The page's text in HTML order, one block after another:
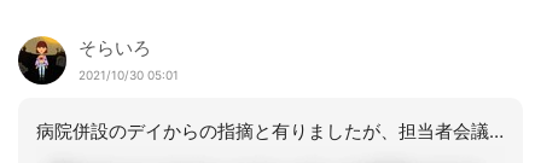
そらいろ
2021/10/30 05:01
病院併設のデイからの指摘と有りましたが、担当者会議ではどのように？スレ主さんの投